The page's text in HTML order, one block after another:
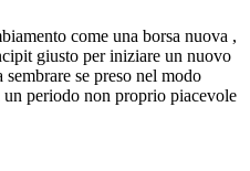
come una borsa nuova ,
giusto per iniziare un nuovo
se preso nel modo
periodo non proprio piacevole